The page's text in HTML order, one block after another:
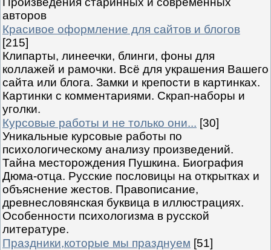
авторов
Красивое оформление для сайтов и блогов
[215]
Клипарты, линеечки, блинги, фоны для
коллажей и рамочки. Всё для украшения Вашего
сайта или блога. Замки и крепости в картинках.
Картинки с комментариями. Скрап-наборы и
уголки.
Курсовые работы и не только они... [30]
Уникальные курсовые работы по
психологическому анализу произведений.
Тайна месторождения Пушкина. Биография
Дюма-отца. Русские пословицы на открытках и
объяснение жестов. Правописание,
древнесловянская буквица в иллюстрациях.
Особенности психологизма в русской
литературе.
Праздники,которые мы празднуем [51]